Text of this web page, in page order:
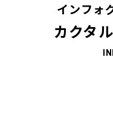
インフォ
カクタ